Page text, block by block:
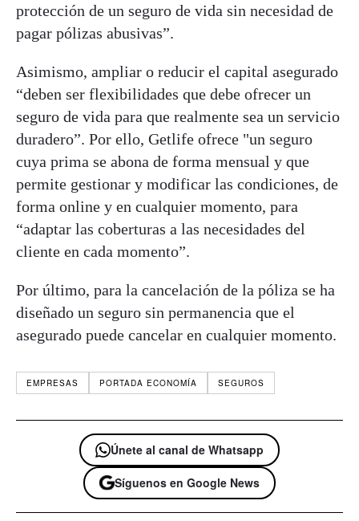
protección de un seguro de vida sin necesidad de
pagar pólizas abusivas”.
Asimismo, ampliar o reducir el capital asegurado
“deben ser flexibilidades que debe ofrecer un
seguro de vida para que realmente sea un servicio
duradero”. Por ello, Getlife ofrece "un seguro
cuya prima se abona de forma mensual y que
permite gestionar y modificar las condiciones, de
forma online y en cualquier momento, para
“adaptar las coberturas a las necesidades del
cliente en cada momento”.
Por último, para la cancelación de la póliza se ha
diseñado un seguro sin permanencia que el
asegurado puede cancelar en cualquier momento.
EMPRESAS PORTADA ECONOMÍA SEGUROS
Únete al canal de Whatsapp
Síguenos en Google News